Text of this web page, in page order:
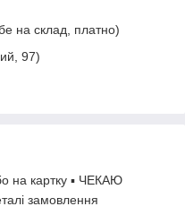
на склад, платно)
97)
на картку ▪ ЧЕКАЮ
замовлення